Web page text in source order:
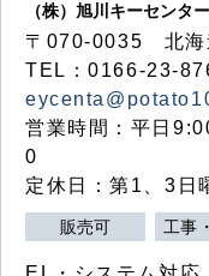
（株）旭川キーセンター
〒070-0035 北海
TEL：0166-23-
営業時間：平日
0
定休日：第1、3日
販売可 工事